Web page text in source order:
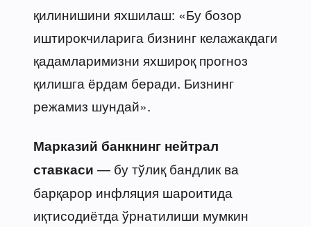
қилинишини яхшилаш: «Бу бозор
иштирокчиларига бизнинг келажакдаги
қадамларимизни яхшироқ прогноз
қилишга ёрдам беради. Бизнинг
режамиз шундай».
Марказий банкнинг нейтрал
ставкаси — бу тўлиқ бандлик ва
барқарор инфляция шароитида
иқтисодиётда ўрнатилиши мумкин